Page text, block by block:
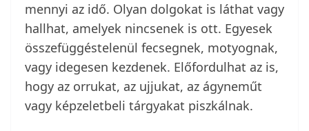
mennyi az idő. Olyan dolgokat is láthat vagy
hallhat, amelyek nincsenek is ott. Egyesek
összefüggéstelenül fecsegnek, motyognak,
vagy idegesen kezdenek. Előfordulhat az is,
hogy az orrukat, az ujjukat, az ágyneműt
vagy képzeletbeli tárgyakat piszkálnak.